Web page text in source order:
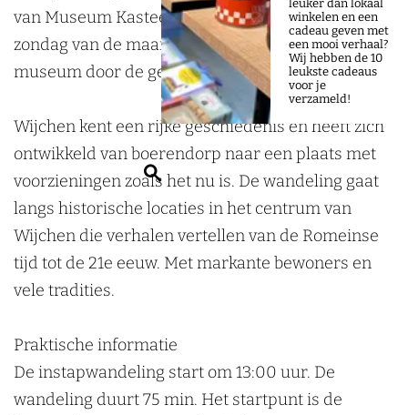
leuker dan lokaal
winkelen en een
cadeau geven met
een mooi verhaal?
Wij hebben de 10
leukste cadeaus
voor je
verzameld!
Z
o
e
k
n
d
e
l
i
n
g
W
i
j
e
n
w
a
n
e
l
i
n
g
W
i
c
h
e
p
w
a
d
e
l
i
n
g
W
j
c
h
n
d
e
i
n
g
W
i
c
e
n
a
p
w
n
d
e
l
i
n
i
j
c
van Museum Kasteel Wijchen op elke eerste
zondag van de maand. Wandel met gidsen van het
museum door de geschiedenis van Wijchen.
Wijchen kent een rijke geschiedenis en heeft zich
ontwikkeld van boerendorp naar een plaats met
voorzieningen zoals het nu is. De wandeling gaat
langs historische locaties in het centrum van
Wijchen die verhalen vertellen van de Romeinse
tijd tot de 21e eeuw. Met markante bewoners en
vele tradities.
Praktische informatie
De instapwandeling start om 13:00 uur. De
wandeling duurt 75 min. Het startpunt is de